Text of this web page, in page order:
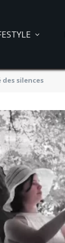
des silences